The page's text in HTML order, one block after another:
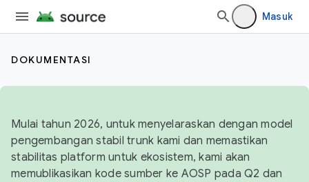
Masuk
DOKUMENTASI
Mulai tahun 2026, untuk menyelaraskan dengan model
pengembangan stabil trunk kami dan memastikan
stabilitas platform untuk ekosistem, kami akan
memublikasikan kode sumber ke AOSP pada Q2 dan